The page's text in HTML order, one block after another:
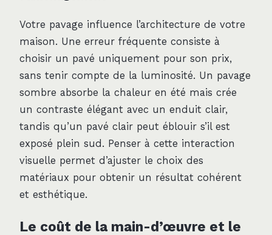
Votre pavage influence l’architecture de votre
maison. Une erreur fréquente consiste à
choisir un pavé uniquement pour son prix,
sans tenir compte de la luminosité. Un pavage
sombre absorbe la chaleur en été mais crée
un contraste élégant avec un enduit clair,
tandis qu’un pavé clair peut éblouir s’il est
exposé plein sud. Penser à cette interaction
visuelle permet d’ajuster le choix des
matériaux pour obtenir un résultat cohérent
et esthétique.
Le coût de la main-d’œuvre et le